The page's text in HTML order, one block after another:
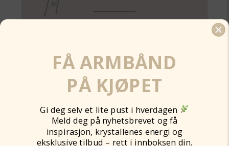
FÅ ARMBÅND
PÅ KJØPET
Gi deg selv et lite pust i hverdagen
Meld deg på nyhetsbrevet og få
inspirasjon, krystallenes energi og
eksklusive tilbud – rett i innboksen din.